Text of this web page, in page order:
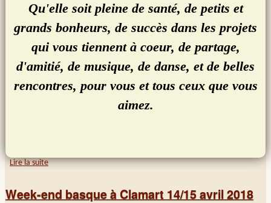
Qu'elle soit pleine de santé, de petits et
grands bonheurs, de succès dans les projets
qui vous tiennent à coeur, de partage,
d'amitié, de musique, de danse, et de belles
rencontres, pour vous et tous ceux que vous
aimez.
Lire la suitede Les voeux de Galouvielle 2020
Week-end basque à Clamart 14/15 avril 2018